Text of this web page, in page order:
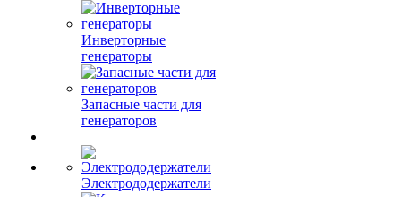
Инверторные
генераторы
Запасные части для
генераторов
Электрододержатели